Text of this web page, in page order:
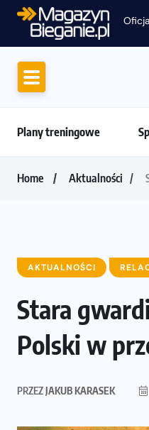
Plany treningowe
Home Aktualności
AKTUALNOŚCI
Stara
Polski w
PRZEZJAKUB KARASEK